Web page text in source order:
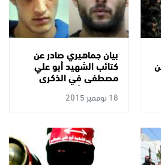
بيان جماهيري صادر عن
كتائب الشهيد أبو علي
مصطفى في الذكرى
السنوية الأولى
لاستشهاد الرفاق
18 نوفمبر 2015